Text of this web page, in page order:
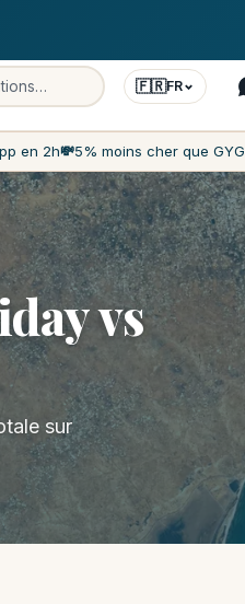
🇫🇷FR
en 2h💸5% moins cher que GYG
vs
sur